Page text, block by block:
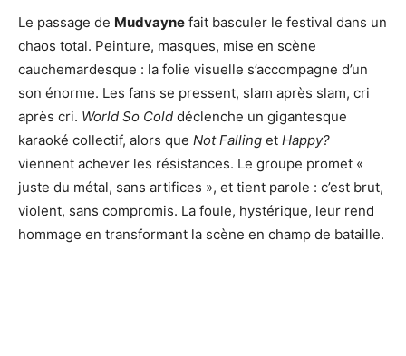
Le passage de Mudvayne fait basculer le festival dans un
chaos total. Peinture, masques, mise en scène
cauchemardesque : la folie visuelle s’accompagne d’un
son énorme. Les fans se pressent, slam après slam, cri
après cri. World So Cold déclenche un gigantesque
karaoké collectif, alors que Not Falling et Happy?
viennent achever les résistances. Le groupe promet «
juste du métal, sans artifices », et tient parole : c’est brut,
violent, sans compromis. La foule, hystérique, leur rend
hommage en transformant la scène en champ de bataille.